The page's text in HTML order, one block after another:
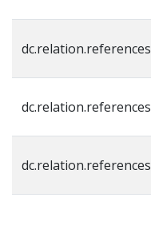
dc.relation.references
dc.relation.references
dc.relation.references